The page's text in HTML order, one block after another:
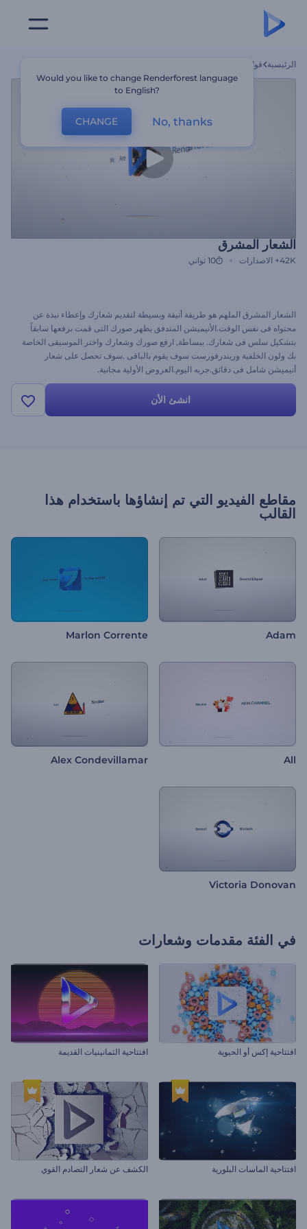
الرئيسية قوالب
الشعار المشرق
42K+ الاصدارات 10 ثواني
الشعار المشرق الملهم هو طريقة أنيقة وبسيطة لتقديم شعارك وإعطاء نبذة عن
محتواه فى نفس الوقت.الأنيميشن المتدفق يظهر صورك التى قمت برفعها سابقاً
بتشكيل سلس فى شعارك. ببساطة, ارفع صورك وشعارك واختر الموسيقى الخاصة
بك ولون الخلفية وريندرفورست سوف يقوم بالباقى .سوف تحصل على شعار
أنيميشن شامل فى دقائق.جربه اليوم.العروض الأولية مجانية.
انشئ الأن
مقاطع الفيديو التي تم إنشاؤها باستخدام هذا
القالب
Adam
Marlon Corrente
All
Alex Condevillamar
Victoria Donovan
في الفئة مقدمات وشعارات
افتتاحية إكس أو الحيوية افتتاحية الثمانينيات القديمة
افتتاحية الماسات البلورية الكشف عن شعار التصادم القوي
Would you like to change Renderforest language
to English?
CHANGE No, thanks